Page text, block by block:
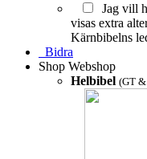
Jag vill
visas extra
Kärnbibelns
Bidra
Shop Webshop
Helbibel (GT